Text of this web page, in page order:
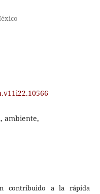
ambiente,
contribuido a la rápida